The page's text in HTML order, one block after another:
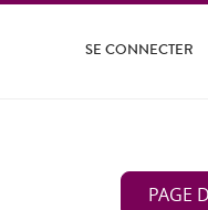
SE CONNECTER
PAGE